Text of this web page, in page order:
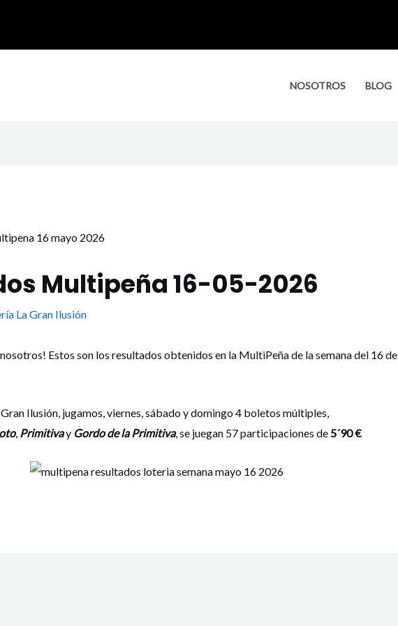
NOSOTROS BLOG
Multipeña 16-05-2026
La Gran Ilusión
Estos son los resultados obtenidos en la MultiPeña de la semana del 16 de
Gran Ilusión, jugamos, viernes, sábado y domingo 4 boletos múltiples,
, Primitivay Gordo de la Primitiva, se juegan 57 participaciones de5´90 €